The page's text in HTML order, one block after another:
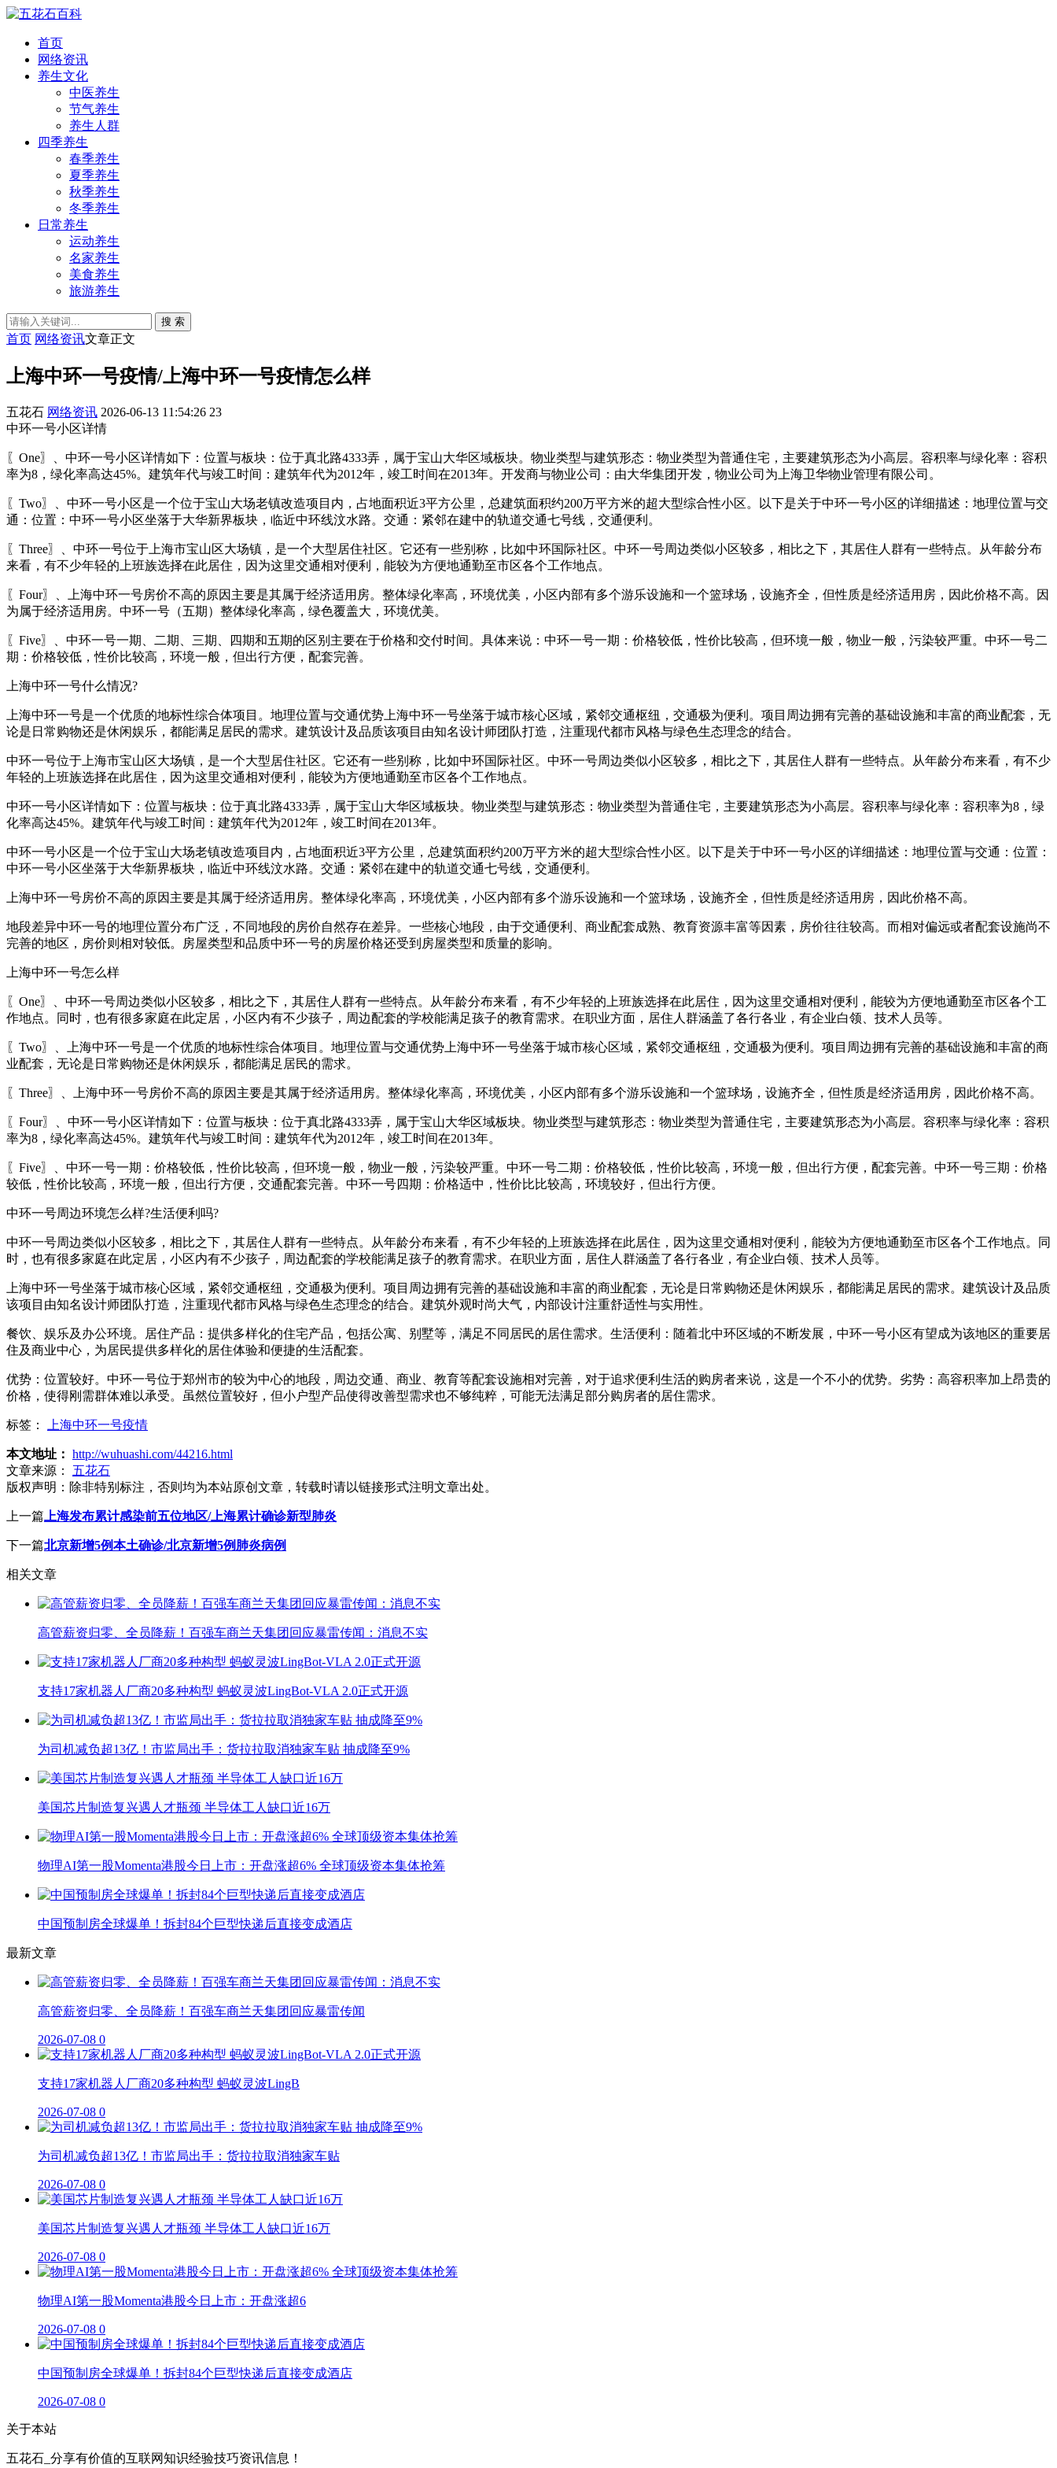
首页
网络资讯
养生文化
中医养生
节气养生
养生人群
四季养生
春季养生
夏季养生
秋季养生
冬季养生
日常养生
运动养生
名家养生
美食养生
旅游养生
搜 索
首页 网络资讯文章正文
上海中环一号疫情/上海中环一号疫情怎么样
五花石 网络资讯 2026-06-13 11:54:26 23
中环一号小区详情
〖One〗、中环一号小区详情如下：位置与板块：位于真北路4333弄，属于宝山大华区域板块。物业类型与建筑形态：物业类型为普通住宅，主要建筑形态为小高层。容积率与绿化率：容积
率为8，绿化率高达45%。建筑年代与竣工时间：建筑年代为2012年，竣工时间在2013年。开发商与物业公司：由大华集团开发，物业公司为上海卫华物业管理有限公司。
〖Two〗、中环一号小区是一个位于宝山大场老镇改造项目内，占地面积近3平方公里，总建筑面积约200万平方米的超大型综合性小区。以下是关于中环一号小区的详细描述：地理位置与交
通：位置：中环一号小区坐落于大华新界板块，临近中环线汶水路。交通：紧邻在建中的轨道交通七号线，交通便利。
〖Three〗、中环一号位于上海市宝山区大场镇，是一个大型居住社区。它还有一些别称，比如中环国际社区。中环一号周边类似小区较多，相比之下，其居住人群有一些特点。从年龄分布
来看，有不少年轻的上班族选择在此居住，因为这里交通相对便利，能较为方便地通勤至市区各个工作地点。
〖Four〗、上海中环一号房价不高的原因主要是其属于经济适用房。整体绿化率高，环境优美，小区内部有多个游乐设施和一个篮球场，设施齐全，但性质是经济适用房，因此价格不高。因
为属于经济适用房。中环一号（五期）整体绿化率高，绿色覆盖大，环境优美。
〖Five〗、中环一号一期、二期、三期、四期和五期的区别主要在于价格和交付时间。具体来说：中环一号一期：价格较低，性价比较高，但环境一般，物业一般，污染较严重。中环一号二
期：价格较低，性价比较高，环境一般，但出行方便，配套完善。
上海中环一号什么情况?
上海中环一号是一个优质的地标性综合体项目。地理位置与交通优势上海中环一号坐落于城市核心区域，紧邻交通枢纽，交通极为便利。项目周边拥有完善的基础设施和丰富的商业配套，无
论是日常购物还是休闲娱乐，都能满足居民的需求。建筑设计及品质该项目由知名设计师团队打造，注重现代都市风格与绿色生态理念的结合。
中环一号位于上海市宝山区大场镇，是一个大型居住社区。它还有一些别称，比如中环国际社区。中环一号周边类似小区较多，相比之下，其居住人群有一些特点。从年龄分布来看，有不少
年轻的上班族选择在此居住，因为这里交通相对便利，能较为方便地通勤至市区各个工作地点。
中环一号小区详情如下：位置与板块：位于真北路4333弄，属于宝山大华区域板块。物业类型与建筑形态：物业类型为普通住宅，主要建筑形态为小高层。容积率与绿化率：容积率为8，绿
化率高达45%。建筑年代与竣工时间：建筑年代为2012年，竣工时间在2013年。
中环一号小区是一个位于宝山大场老镇改造项目内，占地面积近3平方公里，总建筑面积约200万平方米的超大型综合性小区。以下是关于中环一号小区的详细描述：地理位置与交通：位置：
中环一号小区坐落于大华新界板块，临近中环线汶水路。交通：紧邻在建中的轨道交通七号线，交通便利。
上海中环一号房价不高的原因主要是其属于经济适用房。整体绿化率高，环境优美，小区内部有多个游乐设施和一个篮球场，设施齐全，但性质是经济适用房，因此价格不高。
地段差异中环一号的地理位置分布广泛，不同地段的房价自然存在差异。一些核心地段，由于交通便利、商业配套成熟、教育资源丰富等因素，房价往往较高。而相对偏远或者配套设施尚不
完善的地区，房价则相对较低。房屋类型和品质中环一号的房屋价格还受到房屋类型和质量的影响。
上海中环一号怎么样
〖One〗、中环一号周边类似小区较多，相比之下，其居住人群有一些特点。从年龄分布来看，有不少年轻的上班族选择在此居住，因为这里交通相对便利，能较为方便地通勤至市区各个工
作地点。同时，也有很多家庭在此定居，小区内有不少孩子，周边配套的学校能满足孩子的教育需求。在职业方面，居住人群涵盖了各行各业，有企业白领、技术人员等。
〖Two〗、上海中环一号是一个优质的地标性综合体项目。地理位置与交通优势上海中环一号坐落于城市核心区域，紧邻交通枢纽，交通极为便利。项目周边拥有完善的基础设施和丰富的商
业配套，无论是日常购物还是休闲娱乐，都能满足居民的需求。
〖Three〗、上海中环一号房价不高的原因主要是其属于经济适用房。整体绿化率高，环境优美，小区内部有多个游乐设施和一个篮球场，设施齐全，但性质是经济适用房，因此价格不高。
〖Four〗、中环一号小区详情如下：位置与板块：位于真北路4333弄，属于宝山大华区域板块。物业类型与建筑形态：物业类型为普通住宅，主要建筑形态为小高层。容积率与绿化率：容积
率为8，绿化率高达45%。建筑年代与竣工时间：建筑年代为2012年，竣工时间在2013年。
〖Five〗、中环一号一期：价格较低，性价比较高，但环境一般，物业一般，污染较严重。中环一号二期：价格较低，性价比较高，环境一般，但出行方便，配套完善。中环一号三期：价格
较低，性价比较高，环境一般，但出行方便，交通配套完善。中环一号四期：价格适中，性价比比较高，环境较好，但出行方便。
中环一号周边环境怎么样?生活便利吗?
中环一号周边类似小区较多，相比之下，其居住人群有一些特点。从年龄分布来看，有不少年轻的上班族选择在此居住，因为这里交通相对便利，能较为方便地通勤至市区各个工作地点。同
时，也有很多家庭在此定居，小区内有不少孩子，周边配套的学校能满足孩子的教育需求。在职业方面，居住人群涵盖了各行各业，有企业白领、技术人员等。
上海中环一号坐落于城市核心区域，紧邻交通枢纽，交通极为便利。项目周边拥有完善的基础设施和丰富的商业配套，无论是日常购物还是休闲娱乐，都能满足居民的需求。建筑设计及品质
该项目由知名设计师团队打造，注重现代都市风格与绿色生态理念的结合。建筑外观时尚大气，内部设计注重舒适性与实用性。
餐饮、娱乐及办公环境。居住产品：提供多样化的住宅产品，包括公寓、别墅等，满足不同居民的居住需求。生活便利：随着北中环区域的不断发展，中环一号小区有望成为该地区的重要居
住及商业中心，为居民提供多样化的居住体验和便捷的生活配套。
优势：位置较好。中环一号位于郑州市的较为中心的地段，周边交通、商业、教育等配套设施相对完善，对于追求便利生活的购房者来说，这是一个不小的优势。劣势：高容积率加上昂贵的
价格，使得刚需群体难以承受。虽然位置较好，但小户型产品使得改善型需求也不够纯粹，可能无法满足部分购房者的居住需求。
标签： 上海中环一号疫情
本文地址： http://wuhuashi.com/44216.html
文章来源：
五花石
版权声明： 除非特别标注，否则均为本站原创文章，转载时请以链接形式注明文章出处。
上一篇 上海发布累计感染前五位地区/上海累计确诊新型肺炎
下一篇北京新增5例本土确诊/北京新增5例肺炎病例
相关文章
高管薪资归零、全员降薪！百强车商兰天集团回应暴雷传闻：消息不实
支持17家机器人厂商20多种构型 蚂蚁灵波LingBot-VLA 2.0正式开源
为司机减负超13亿！市监局出手：货拉拉取消独家车贴 抽成降至9%
美国芯片制造复兴遇人才瓶颈 半导体工人缺口近16万
物理AI第一股Momenta港股今日上市：开盘涨超6% 全球顶级资本集体抢筹
中国预制房全球爆单！拆封84个巨型快递后直接变成酒店
最新文章
高管薪资归零、全员降薪！百强车商兰天集团回应暴雷传闻
2026-07-08 0
支持17家机器人厂商20多种构型 蚂蚁灵波LingB
2026-07-08 0
为司机减负超13亿！市监局出手：货拉拉取消独家车贴
2026-07-08 0
美国芯片制造复兴遇人才瓶颈 半导体工人缺口近16万
2026-07-08 0
物理AI第一股Momenta港股今日上市：开盘涨超6
2026-07-08 0
中国预制房全球爆单！拆封84个巨型快递后直接变成酒店
2026-07-08 0
关于本站
五花石_分享有价值的互联网知识经验技巧资讯信息！